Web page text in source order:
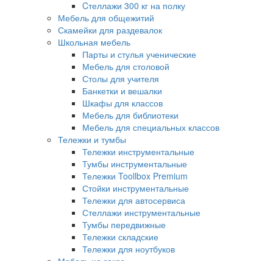
Cтеллажи 300 кг на полку
Мебель для общежитий
Скамейки для раздевалок
Школьная мебель
Парты и стулья ученические
Мебель для столовой
Столы для учителя
Банкетки и вешалки
Шкафы для классов
Мебель для библиотеки
Мебель для специальных классов
Тележки и тумбы
Тележки инструментальные
Тумбы инструментальные
Тележки Toollbox Premium
Стойки инструментальные
Тележки для автосервиса
Стеллажи инструментальные
Тумбы передвижные
Тележки складские
Тележки для ноутбуков